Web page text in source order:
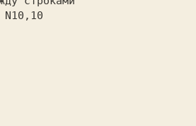
N10,10